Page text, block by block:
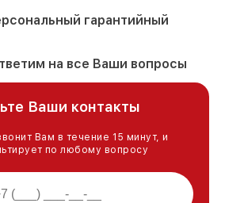
гарантийный
на все Ваши вопросы
Ваши контакты
Вам в течение 15 минут, и
по любому вопросу